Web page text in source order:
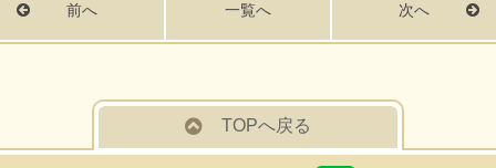
前へ 一覧へ 次へ
TOPへ戻る